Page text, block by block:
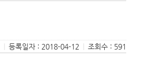
등록일자 : 2018-04-12 조회수 : 591